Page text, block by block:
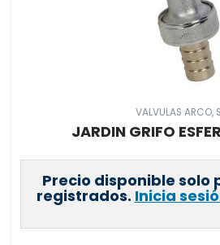
VALVULAS ARCO,
JARDIN GRIFO
Precio disponible solo
registrados. Inicia